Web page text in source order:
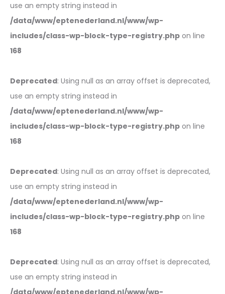
use an empty string instead in
/data/www/eptenederland.nl/www/wp-
includes/class-wp-block-type-registry.php on line
168
Deprecated: Using null as an array offset is deprecated,
use an empty string instead in
/data/www/eptenederland.nl/www/wp-
includes/class-wp-block-type-registry.php on line
168
Deprecated: Using null as an array offset is deprecated,
use an empty string instead in
/data/www/eptenederland.nl/www/wp-
includes/class-wp-block-type-registry.php on line
168
Deprecated: Using null as an array offset is deprecated,
use an empty string instead in
/data/www/eptenederland.nl/www/wp-